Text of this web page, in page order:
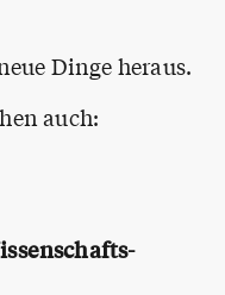
Dinge heraus.
auch: